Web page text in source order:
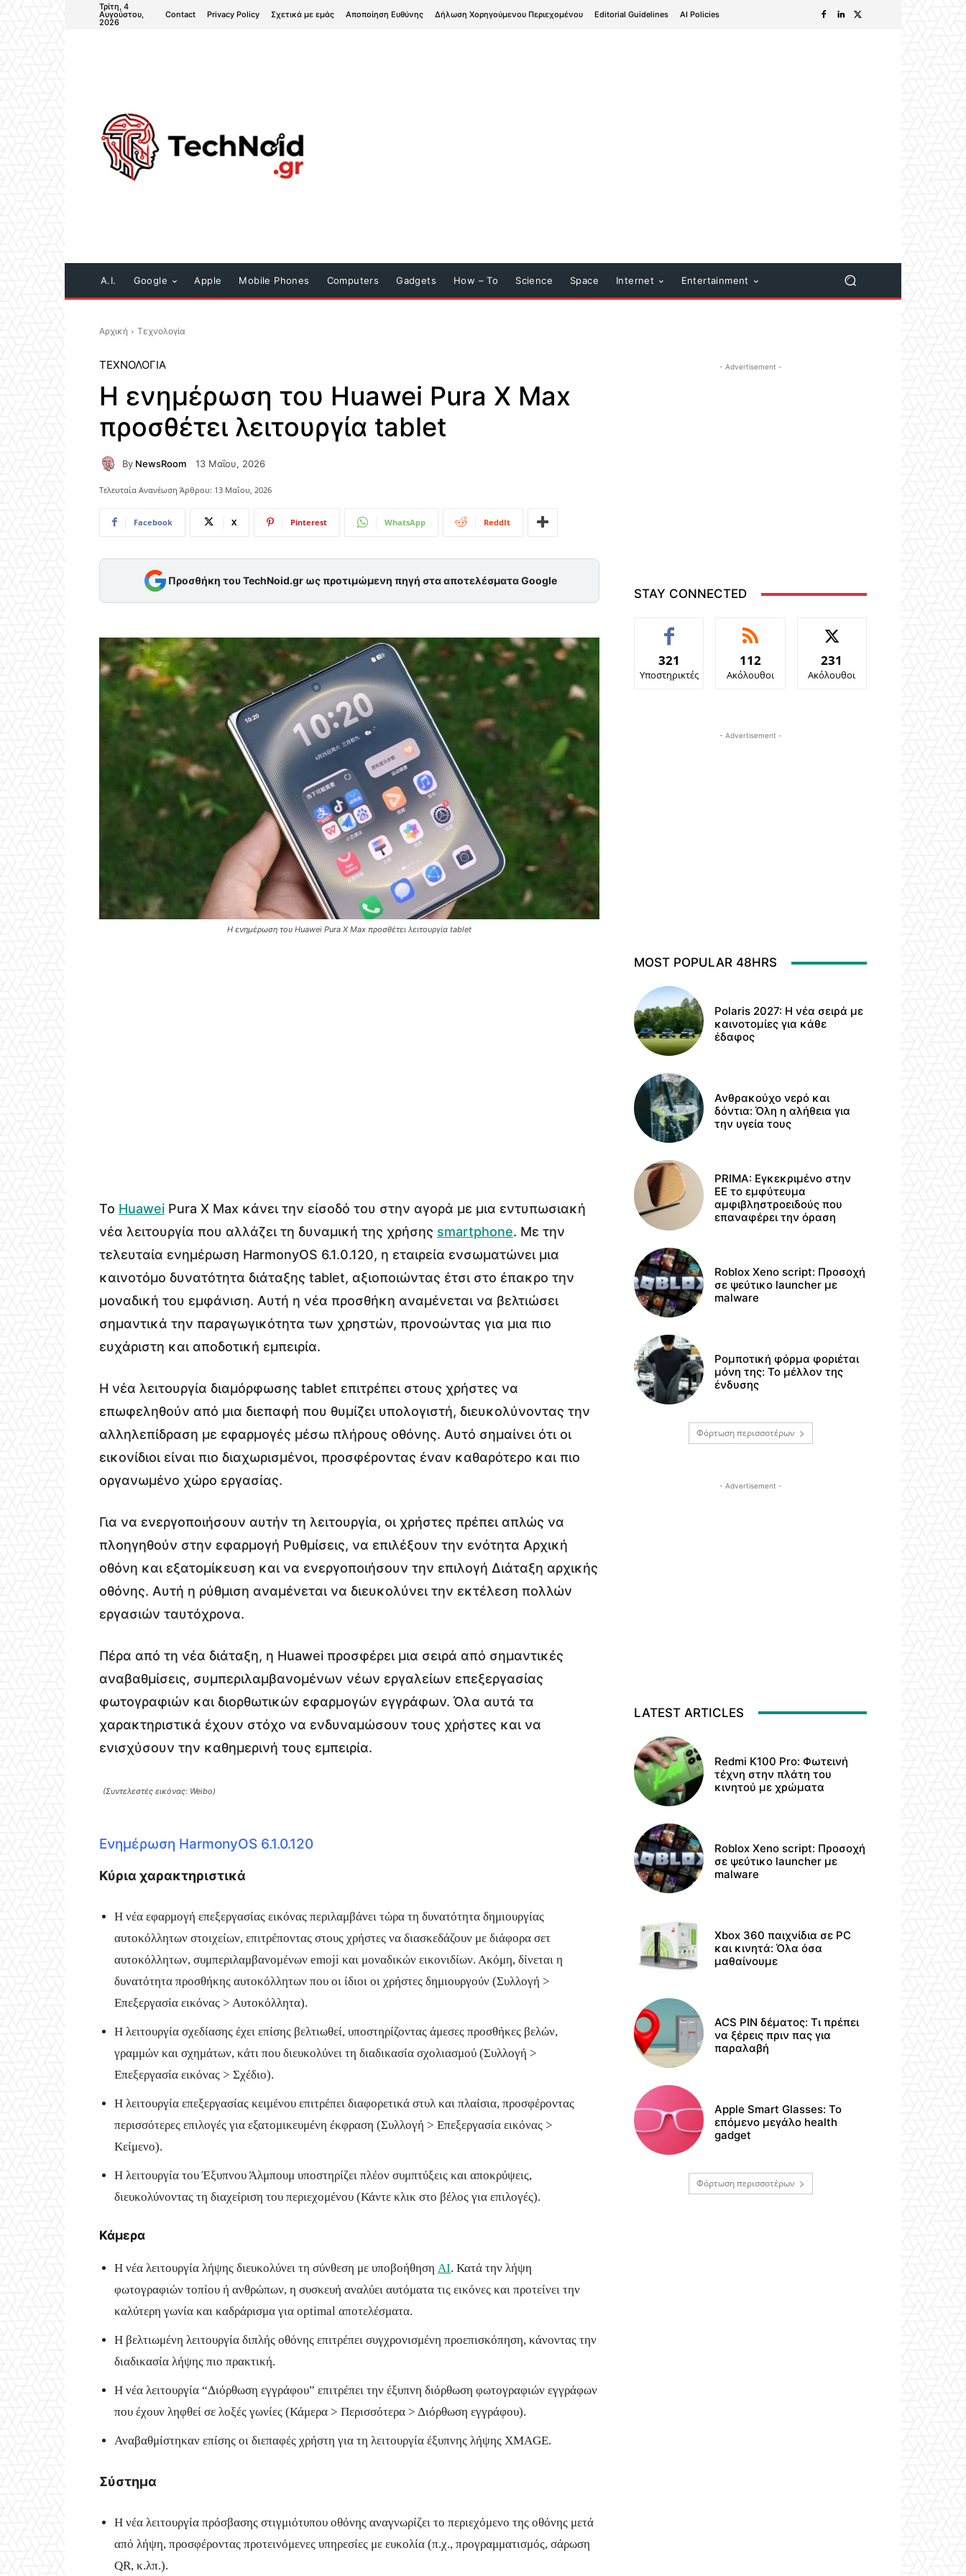
Τρίτη, 4
Αυγούστου,
2026
Contact Privacy Policy Σχετικά με εμάς Αποποίηση Ευθύνης Δήλωση Χορηγούμενου Περιεχομένου Editorial Guidelines AI Policies
A.I. Google Apple Mobile Phones Computers Gadgets How – To Science Space Internet Entertainment
Αρχική Τεχνολογία
ΤΕΧΝΟΛΟΓΊΑ
Η ενημέρωση του Huawei Pura X Max
προσθέτει λειτουργία tablet
By NewsRoom 13 Μαΐου, 2026
Τελευταία Ανανέωση Άρθρου: 13 Μαΐου, 2026
Facebook X Pinterest WhatsApp ReddIt
Προσθήκη του TechNoid.gr ως προτιμώμενη πηγή στα αποτελέσματα Google
Η ενημέρωση του Huawei Pura X Max προσθέτει λειτουργία tablet
Το Huawei Pura X Max κάνει την είσοδό του στην αγορά με μια εντυπωσιακή
νέα λειτουργία που αλλάζει τη δυναμική της χρήσης smartphone. Με την
τελευταία ενημέρωση HarmonyOS 6.1.0.120, η εταιρεία ενσωματώνει μια
καινοτόμο δυνατότητα διάταξης tablet, αξιοποιώντας έτσι στο έπακρο την
μοναδική του εμφάνιση. Αυτή η νέα προσθήκη αναμένεται να βελτιώσει
σημαντικά την παραγωγικότητα των χρηστών, προνοώντας για μια πιο
ευχάριστη και αποδοτική εμπειρία.
Η νέα λειτουργία διαμόρφωσης tablet επιτρέπει στους χρήστες να
επωφεληθούν από μια διεπαφή που θυμίζει υπολογιστή, διευκολύνοντας την
αλληλεπίδραση με εφαρμογές μέσω πλήρους οθόνης. Αυτό σημαίνει ότι οι
εικονίδιοι είναι πιο διαχωρισμένοι, προσφέροντας έναν καθαρότερο και πιο
οργανωμένο χώρο εργασίας.
Για να ενεργοποιήσουν αυτήν τη λειτουργία, οι χρήστες πρέπει απλώς να
πλοηγηθούν στην εφαρμογή Ρυθμίσεις, να επιλέξουν την ενότητα Αρχική
οθόνη και εξατομίκευση και να ενεργοποιήσουν την επιλογή Διάταξη αρχικής
οθόνης. Αυτή η ρύθμιση αναμένεται να διευκολύνει την εκτέλεση πολλών
εργασιών ταυτόχρονα.
Πέρα από τη νέα διάταξη, η Huawei προσφέρει μια σειρά από σημαντικές
αναβαθμίσεις, συμπεριλαμβανομένων νέων εργαλείων επεξεργασίας
φωτογραφιών και διορθωτικών εφαρμογών εγγράφων. Όλα αυτά τα
χαρακτηριστικά έχουν στόχο να ενδυναμώσουν τους χρήστες και να
ενισχύσουν την καθημερινή τους εμπειρία.
(Συντελεστές εικόνας: Weibo)
Ενημέρωση HarmonyOS 6.1.0.120
Κύρια χαρακτηριστικά
Η νέα εφαρμογή επεξεργασίας εικόνας περιλαμβάνει τώρα τη δυνατότητα δημιουργίας
αυτοκόλλητων στοιχείων, επιτρέποντας στους χρήστες να διασκεδάζουν με διάφορα σετ
αυτοκόλλητων, συμπεριλαμβανομένων emoji και μοναδικών εικονιδίων. Ακόμη, δίνεται η
δυνατότητα προσθήκης αυτοκόλλητων που οι ίδιοι οι χρήστες δημιουργούν (Συλλογή >
Επεξεργασία εικόνας > Αυτοκόλλητα).
Η λειτουργία σχεδίασης έχει επίσης βελτιωθεί, υποστηρίζοντας άμεσες προσθήκες βελών,
γραμμών και σχημάτων, κάτι που διευκολύνει τη διαδικασία σχολιασμού (Συλλογή >
Επεξεργασία εικόνας > Σχέδιο).
Η λειτουργία επεξεργασίας κειμένου επιτρέπει διαφορετικά στυλ και πλαίσια, προσφέροντας
περισσότερες επιλογές για εξατομικευμένη έκφραση (Συλλογή > Επεξεργασία εικόνας >
Κείμενο).
Η λειτουργία του Έξυπνου Άλμπουμ υποστηρίζει πλέον συμπτύξεις και αποκρύψεις,
διευκολύνοντας τη διαχείριση του περιεχομένου (Κάντε κλικ στο βέλος για επιλογές).
Κάμερα
Η νέα λειτουργία λήψης διευκολύνει τη σύνθεση με υποβοήθηση AI. Κατά την λήψη
φωτογραφιών τοπίου ή ανθρώπων, η συσκευή αναλύει αυτόματα τις εικόνες και προτείνει την
καλύτερη γωνία και καδράρισμα για optimal αποτελέσματα.
Η βελτιωμένη λειτουργία διπλής οθόνης επιτρέπει συγχρονισμένη προεπισκόπηση, κάνοντας την
διαδικασία λήψης πιο πρακτική.
Η νέα λειτουργία “Διόρθωση εγγράφου” επιτρέπει την έξυπνη διόρθωση φωτογραφιών εγγράφων
που έχουν ληφθεί σε λοξές γωνίες (Κάμερα > Περισσότερα > Διόρθωση εγγράφου).
Αναβαθμίστηκαν επίσης οι διεπαφές χρήστη για τη λειτουργία έξυπνης λήψης XMAGE.
Σύστημα
Η νέα λειτουργία πρόσβασης στιγμιότυπου οθόνης αναγνωρίζει το περιεχόμενο της οθόνης μετά
από λήψη, προσφέροντας προτεινόμενες υπηρεσίες με ευκολία (π.χ., προγραμματισμός, σάρωση
QR, κ.λπ.).
- Advertisement -
STAY CONNECTED
321
Υποστηρικτές
112
Ακόλουθοι
231
Ακόλουθοι
- Advertisement -
MOST POPULAR 48HRS
Polaris 2027: Η νέα σειρά με
καινοτομίες για κάθε
έδαφος
Ανθρακούχο νερό και
δόντια: Όλη η αλήθεια για
την υγεία τους
PRIMA: Εγκεκριμένο στην
ΕΕ το εμφύτευμα
αμφιβληστροειδούς που
επαναφέρει την όραση
Roblox Xeno script: Προσοχή
σε ψεύτικο launcher με
malware
Ρομποτική φόρμα φοριέται
μόνη της: Το μέλλον της
ένδυσης
Φόρτωση περισσοτέρων
- Advertisement -
LATEST ARTICLES
Redmi K100 Pro: Φωτεινή
τέχνη στην πλάτη του
κινητού με χρώματα
Roblox Xeno script: Προσοχή
σε ψεύτικο launcher με
malware
Xbox 360 παιχνίδια σε PC
και κινητά: Όλα όσα
μαθαίνουμε
ACS PIN δέματος: Τι πρέπει
να ξέρεις πριν πας για
παραλαβή
Apple Smart Glasses: Το
επόμενο μεγάλο health
gadget
Φόρτωση περισσοτέρων